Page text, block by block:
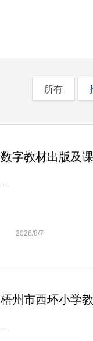
所有
数字教材出版及
...
2026/8/7
梧州市西环小学
...